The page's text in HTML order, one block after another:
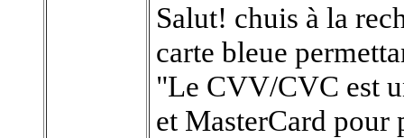
Salut! chuis à la
carte bleue
"Le CVV/CVC est
et MasterCard pour